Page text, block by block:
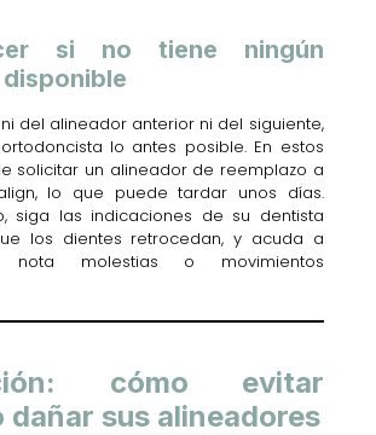
si no tiene ningún
del alineador anterior ni del siguiente,
lo antes posible. En estos
solicitar un alineador de reemplazo a
lo que puede tardar unos días.
siga las indicaciones de su dentista
los dientes retrocedan, y acuda a
nota molestias o movimientos
cómo evitar
dañar sus alineadores